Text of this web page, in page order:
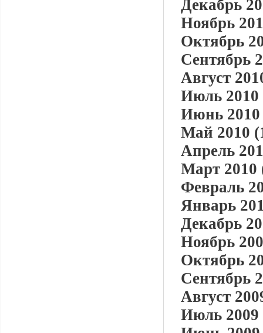
Декабрь
Ноябрь
Октябрь
Сентябрь
Август
Июль 2010
Июнь 2010
Май 2010
Апрель
Март 2010
Февраль
Январь
Декабрь
Ноябрь
Октябрь
Сентябрь
Август
Июль 2009